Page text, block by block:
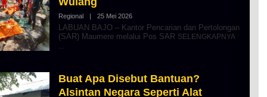
O
S
E
Regional | 25 Mei 2026O
E
H
E
R
T
LABUAN BAJO – Kantor Pencarian dan Pertolongan
(SAR) Maumere melalui Pos SAR SELENGKAPNYA
Buat Apa Disebut Bantuan?
Alsintan Negara Seperti Alat